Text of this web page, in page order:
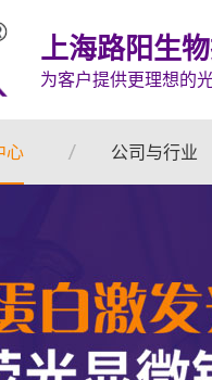
上海路阳生
为客户提供更理想的光
心 公司与行业